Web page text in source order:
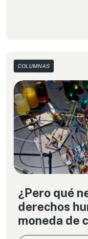
COLUMNAS
¿Pero qué
derechos
moneda de